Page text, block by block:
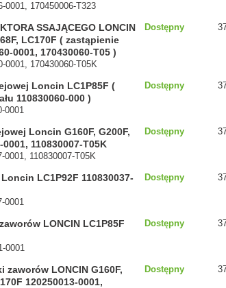
0001, 170450006-T323
SSAJĄCEGO LONCIN
LC170F ( zastąpienie
0001, 170430060-T05 )
0001, 170430060-T05K
Dostępny
Loncin LC1P85F (
110830060-000 )
0001
Dostępny
Loncin G160F, G200F,
110830007-T05K
0001, 110830007-T05K
Dostępny
LC1P92F 110830037-
0001
Dostępny
LONCIN LC1P85F
0001
Dostępny
zaworów LONCIN G160F,
120250013-0001,
Dostępny